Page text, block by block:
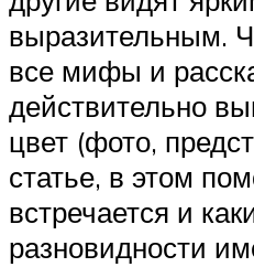
выразительным.
все мифы и
действительно
цвет (фото,
статье, в этом
встречается и
разновидности